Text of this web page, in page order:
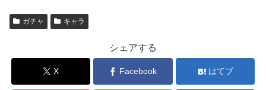
ガチャ キャラ
シェアする
X Facebook はてブ